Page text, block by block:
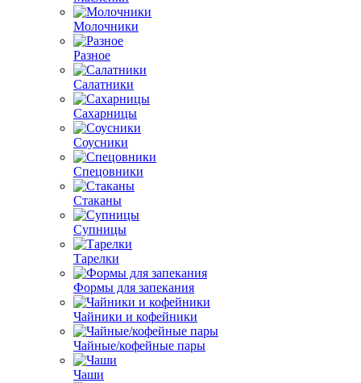
Молочники
Разное
Салатники
Сахарницы
Соусники
Спецовники
Стаканы
Супницы
Тарелки
Формы для запекания
Чайники и кофейники
Чайные/кофейные пары
Чаши